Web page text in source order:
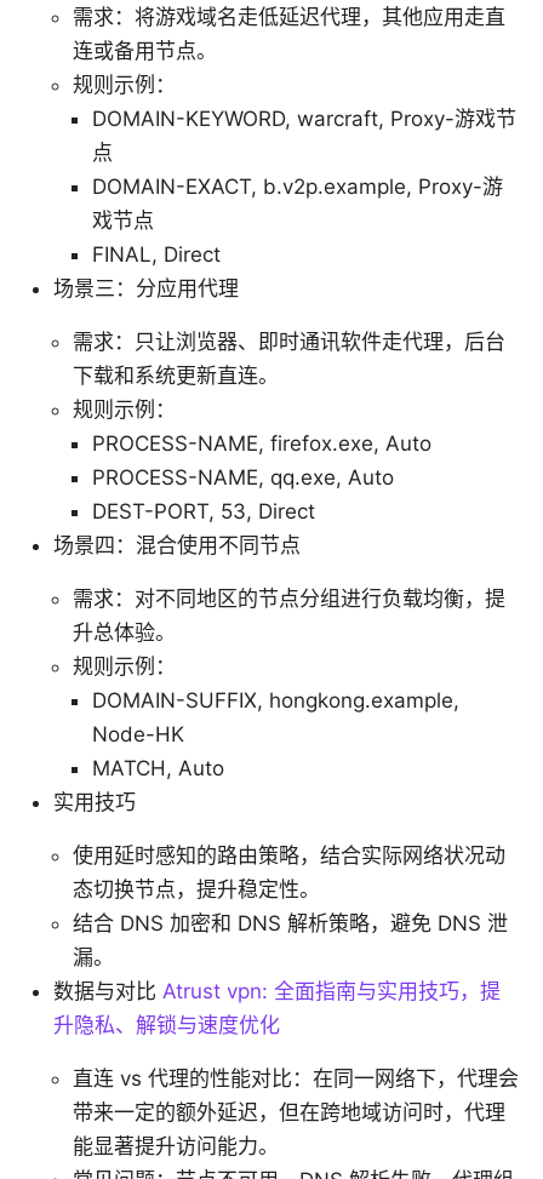
需求：将游戏域名走低延迟代理，其他应用走直
连或备用节点。
规则示例：
DOMAIN-KEYWORD, warcraft, Proxy-游戏节
点
DOMAIN-EXACT, b.v2p.example, Proxy-游
戏节点
FINAL, Direct
场景三：分应用代理
需求：只让浏览器、即时通讯软件走代理，后台
下载和系统更新直连。
规则示例：
PROCESS-NAME, firefox.exe, Auto
PROCESS-NAME, qq.exe, Auto
DEST-PORT, 53, Direct
场景四：混合使用不同节点
需求：对不同地区的节点分组进行负载均衡，提
升总体验。
规则示例：
DOMAIN-SUFFIX, hongkong.example,
Node-HK
MATCH, Auto
实用技巧
使用延时感知的路由策略，结合实际网络状况动
态切换节点，提升稳定性。
结合 DNS 加密和 DNS 解析策略，避免 DNS 泄
漏。
数据与对比 Atrust vpn: 全面指南与实用技巧，提
升隐私、解锁与速度优化
直连 vs 代理的性能对比：在同一网络下，代理会
带来一定的额外延迟，但在跨地域访问时，代理
能显著提升访问能力。